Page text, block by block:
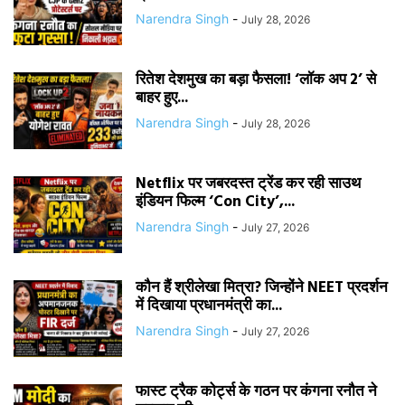
Narendra Singh - July 28, 2026
रितेश देशमुख का बड़ा फैसला! ‘लॉक अप 2’ से
बाहर हुए...
Narendra Singh - July 28, 2026
Netflix पर जबरदस्त ट्रेंड कर रही साउथ
इंडियन फिल्म ‘Con City’,...
Narendra Singh - July 27, 2026
कौन हैं श्रीलेखा मित्रा? जिन्होंने NEET प्रदर्शन
में दिखाया प्रधानमंत्री का...
Narendra Singh - July 27, 2026
फास्ट ट्रैक कोर्ट्स के गठन पर कंगना रनौत ने